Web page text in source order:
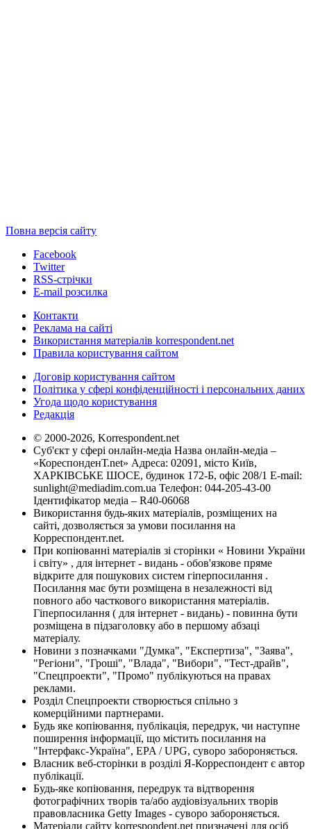
Повна версія сайту
Facebook
Twitter
RSS-стрічки
E-mail розсилка
Контакти
Реклама на сайті
Використання матеріалів korrespondent.net
Правила користування сайтом
Договір користування сайтом
Політика у сфері конфіденційності і персональних даних
Угода щодо користування
Редакція
© 2000-2026, Korrespondent.net
Суб'єкт у сфері онлайн-медіа Назва онлайн-медіа –
«КореспонденТ.net» Адреса: 02091, місто Київ,
ХАРКІВСЬКЕ ШОСЕ, будинок 172-Б, офіс 208/1 E-mail:
sunlight@mediadim.com.ua Телефон: 044-205-43-00
Ідентифікатор медіа – R40-06068
Використання будь-яких матеріалів, розміщених на
сайті, дозволяється за умови посилання на
Корреспондент.net.
При копіюванні матеріалів зі сторінки « Новини України
і світу» , для інтернет - видань - обов'язкове пряме
відкрите для пошукових систем гіперпосилання .
Посилання має бути розміщена в незалежності від
повного або часткового використання матеріалів.
Гіперпосилання ( для інтернет - видань) - повинна бути
розміщена в підзаголовку або в першому абзаці
матеріалу.
Новини з позначками "Думка", "Експертиза", "Заява",
"Регіони", "Гроші", "Влада", "Вибори", "Тест-драйв",
"Спецпроекти", "Промо" публікуються на правах
реклами.
Розділ Спецпроекти створюється спільно з
комерційними партнерами.
Будь яке копіювання, публікація, передрук, чи наступне
поширення інформації, що містить посилання на
"Інтерфакс-Україна", EPA / UPG, суворо забороняється.
Власник веб-сторінки в розділі Я-Корреспондент є автор
публікації.
Будь-яке копіювання, передрук та відтворення
фотографічних творів та/або аудіовізуальних творів
правовласника Getty Images - суворо забороняється.
Матеріали сайту korrespondent.net призначені для осіб